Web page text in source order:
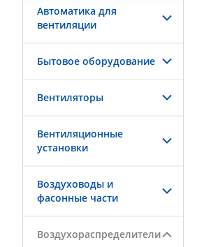
Автоматика для
вентиляции
Бытовое оборудование
Вентиляторы
Вентиляционные
установки
Воздуховоды и
фасонные части
Воздухораспределители